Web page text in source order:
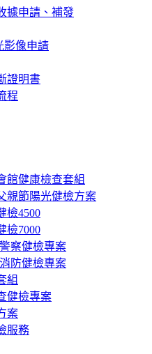
據申請、補發
影像申請
證明書
程
館健康檢查套組
節陽光健檢方案
檢4500
檢7000
察健檢專案
防健檢專案
組
健檢專案
案
服務